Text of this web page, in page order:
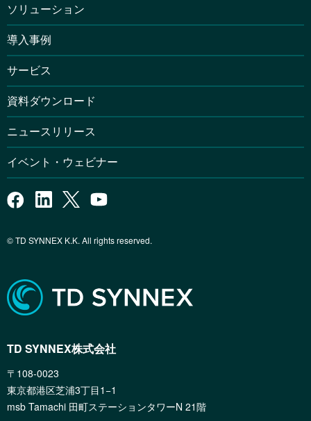
ソリューション
導入事例
サービス
資料ダウンロード
ニュースリリース
イベント・ウェビナー
© TD SYNNEX K.K. All rights reserved.
TD SYNNEX株式会社
〒108-0023
東京都港区芝浦3丁目1−1
msb Tamachi 田町ステーションタワーN 21階